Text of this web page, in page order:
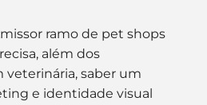
ramo de pet shops
além dos
saber um
e identidade visual